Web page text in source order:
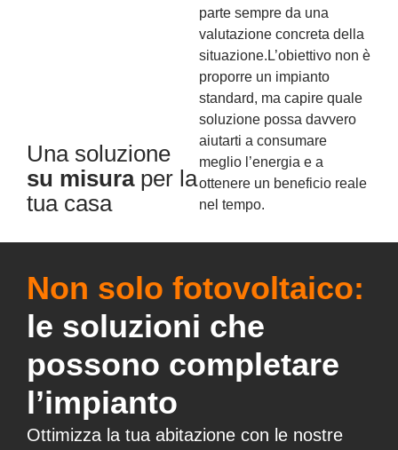
Una soluzione
su misuraper la
tua casa
parte sempre da una
valutazione concreta della
situazione. L’obiettivo non è
proporre un impianto
standard, ma capire quale
soluzione possa davvero
aiutarti a consumare
meglio l’energia e a
ottenere un beneficio reale
nel tempo.
Non solo fotovoltaico:
le soluzioni che
possono completare
l’impianto
Ottimizza la tua abitazione con le nostre